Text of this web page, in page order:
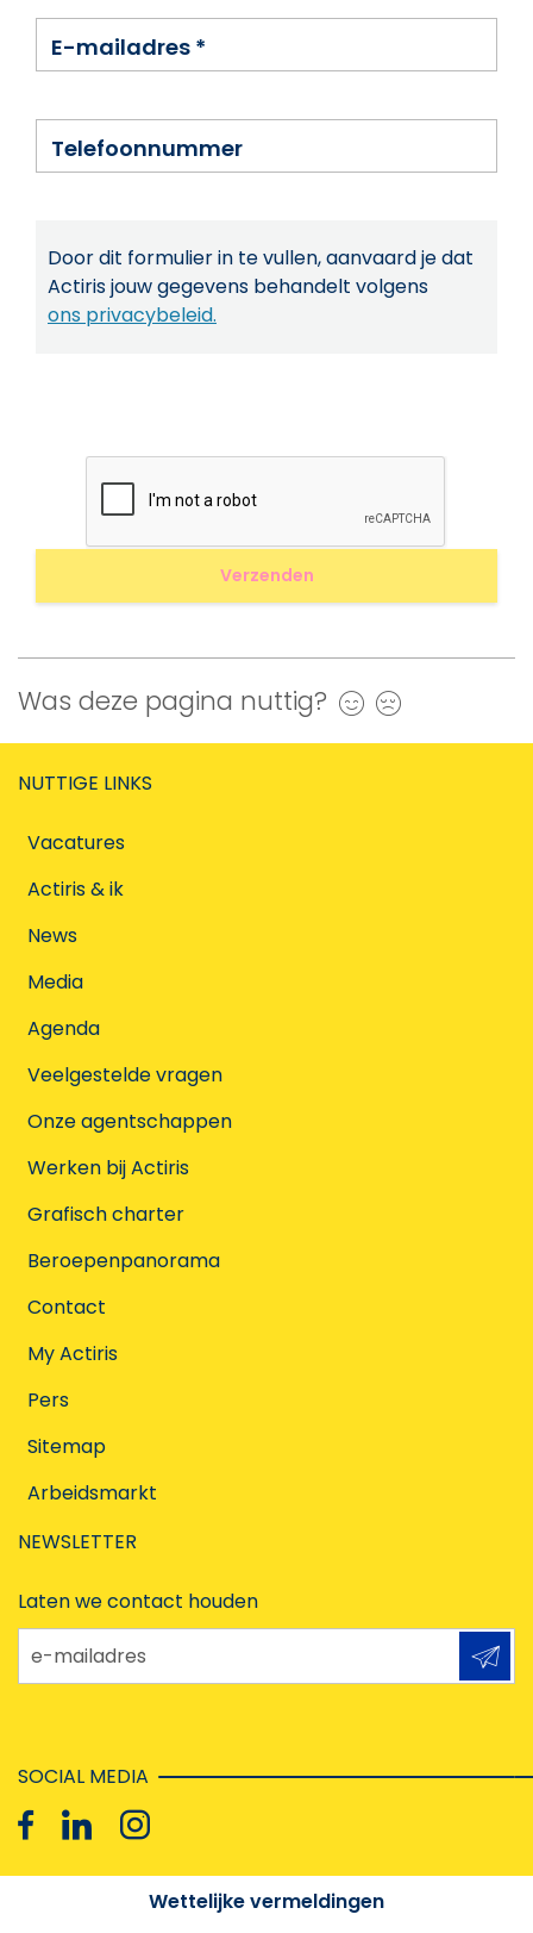
E-mailadres *
Telefoonnummer
Door dit formulier in te vullen, aanvaard je dat
Actiris jouw gegevens behandelt volgens
ons privacybeleid.
Was deze pagina nuttig? Ja
NUTTIGE LINKS
Vacatures
Actiris & ik
News
Media
Agenda
Veelgestelde vragen
Onze agentschappen
Werken bij Actiris
Grafisch charter
Beroepenpanorama
Contact
My Actiris
Pers
Sitemap
Arbeidsmarkt
NEWSLETTER
Laten we contact houden
e-mailadres
SOCIAL MEDIA
Wettelijke vermeldingen